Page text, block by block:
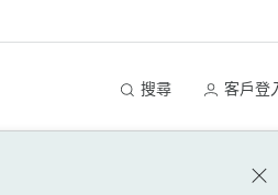
搜尋 客戶登